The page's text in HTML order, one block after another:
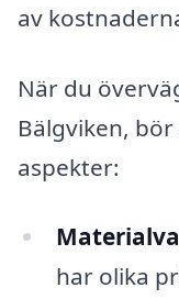
av
När du
Bälgviken,
aspekter:
har olika